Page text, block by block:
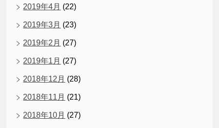
2019年4月 (22)
2019年3月 (23)
2019年2月 (27)
2019年1月 (27)
2018年12月 (28)
2018年11月 (21)
2018年10月 (27)